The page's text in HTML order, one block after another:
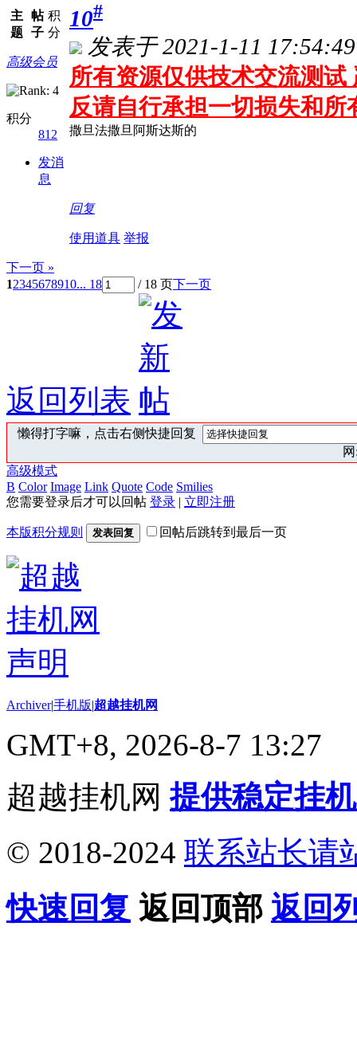
主
题
帖
子
积
分
高级会员
积分
812
发消
息
10#
发表于 2021-1-11 17:54:49
所有资源仅供技术交流测试
反请自行承担一切损失和所
撒旦法撒旦阿斯达斯的
回复
使用道具 举报
下一页 »
12345678910... 18 / 18 页下一页
返回列表
懒得打字嘛，点击右侧快捷回复
高级模式
B Color Image Link Quote Code Smilies
您需要登录后才可以回帖 登录 | 立即注册
本版积分规则 发表回复 回帖后跳转到最后一页
Archiver|手机版|超越挂机网
GMT+8, 2026-8-7 13:27
超越挂机网提供稳定挂
© 2018-2024 联系站长请
快速回复 返回顶部 返回